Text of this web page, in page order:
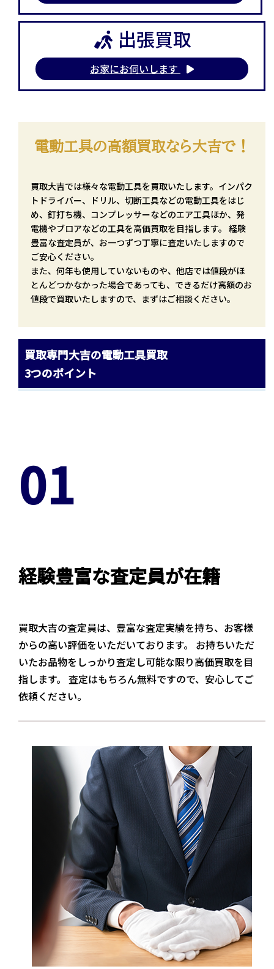
出張買取
お家にお伺いします
電動工具の高額買取なら大吉で！
買取大吉では様々な電動工具を買取いたします。インパク
トドライバー、ドリル、切断工具などの電動工具をはじ
め、釘打ち機、コンプレッサーなどのエア工具ほか、発
電機やブロアなどの工具を高価買取を目指します。 経験
豊富な査定員が、お一つずつ丁寧に査定いたしますので
ご安心ください。
また、何年も使用していないものや、他店では値段がほ
とんどつかなかった場合であっても、できるだけ高額のお
値段で買取いたしますので、まずはご相談ください。
買取専門大吉の電動工具買取
3つのポイント
01
経験豊富な査定員が在籍
買取大吉の査定員は、豊富な査定実績を持ち、お客様
からの高い評価をいただいております。 お持ちいただ
いたお品物をしっかり査定し可能な限り高価買取を目
指します。 査定はもちろん無料ですので、安心してご
依頼ください。